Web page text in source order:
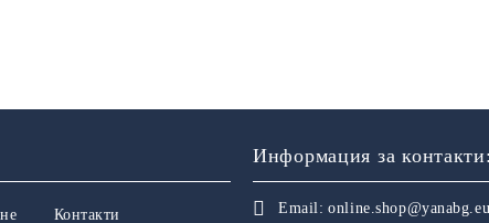
Контакти
Информация за
Email: